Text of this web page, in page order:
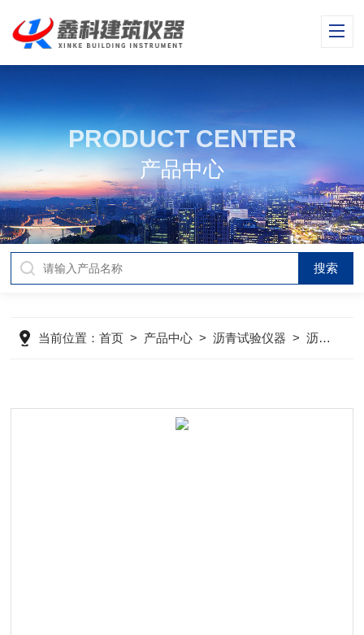
PRODUCT CENTER
产品中心
当前位置：首页 > 产品中心 >沥青试验仪器 >沥青混合料拌和机